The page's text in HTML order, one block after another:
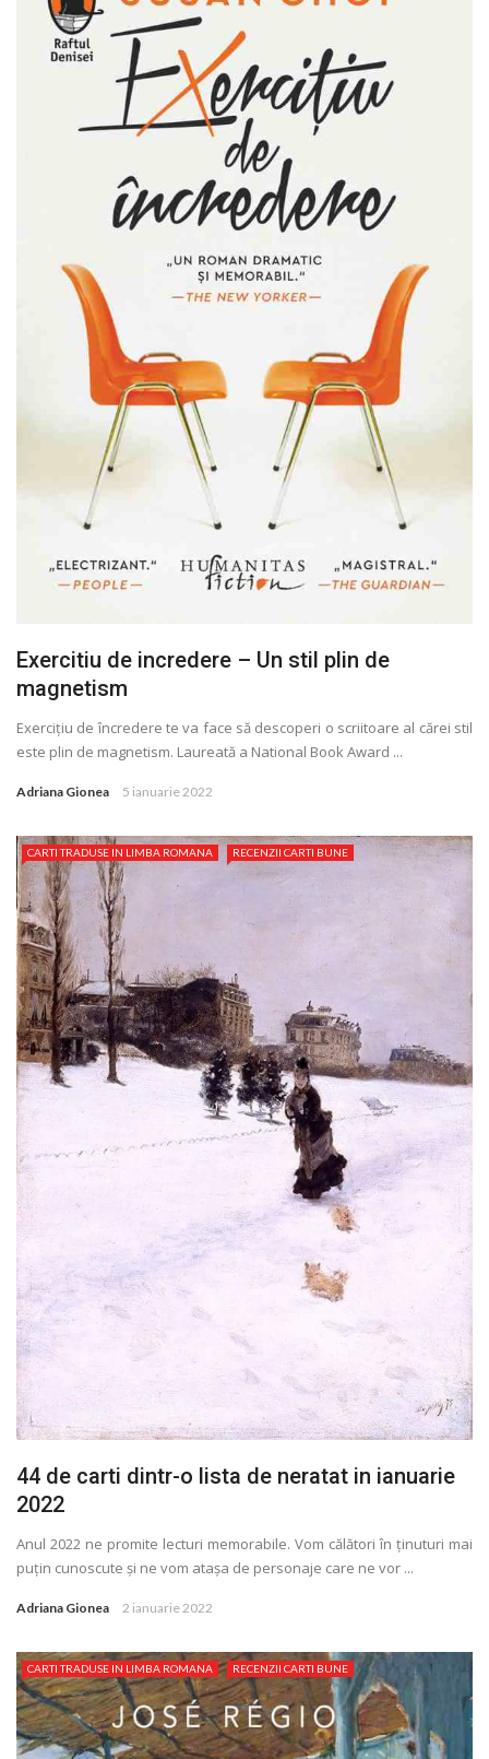
Exercitiu de incredere – Un stil plin de
magnetism
Exerciţiu de încredere te va face să descoperi o scriitoare al cărei stil
este plin de magnetism. Laureată a National Book Award ...
Adriana Gionea 5 ianuarie 2022
CARTI TRADUSE IN LIMBA ROMANA RECENZII CARTI BUNE
44 de carti dintr-o lista de neratat in ianuarie
2022
Anul 2022 ne promite lecturi memorabile. Vom călători în ţinuturi mai
puţin cunoscute și ne vom atașa de personaje care ne vor ...
Adriana Gionea 2 ianuarie 2022
CARTI TRADUSE IN LIMBA ROMANA RECENZII CARTI BUNE